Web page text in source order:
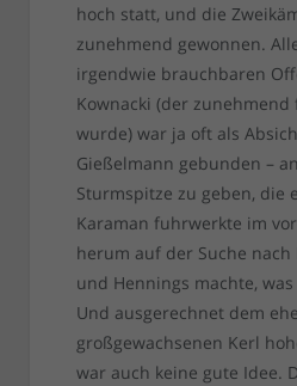
hoch statt, und die
zunehmend gewonnen.
irgendwie brauchbaren
Kownacki (der
wurde) war ja oft als
Gießelmann gebunden –
Sturmspitze zu geben, die
Karaman fuhrwerkte im
herum auf der Suche
und Hennings machte,
Und ausgerechnet dem
großgewachsenen Kerl
war auch keine gute Idee.